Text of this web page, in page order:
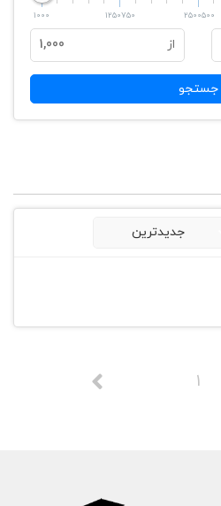
1000 1250750 2500500
از 1,000
جستجو
جدیدترین
1